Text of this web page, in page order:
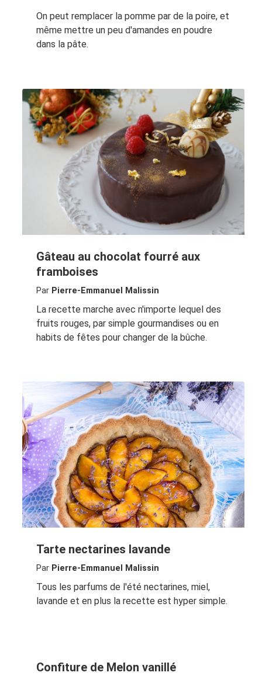
On peut remplacer la pomme par de la poire, et
même mettre un peu d'amandes en poudre
dans la pâte.
Gâteau au chocolat fourré aux
framboises
Par Pierre-Emmanuel Malissin
La recette marche avec n'importe lequel des
fruits rouges, par simple gourmandises ou en
habits de fêtes pour changer de la bûche.
Tarte nectarines lavande
Par Pierre-Emmanuel Malissin
Tous les parfums de l'été nectarines, miel,
lavande et en plus la recette est hyper simple.
Confiture de Melon vanillé